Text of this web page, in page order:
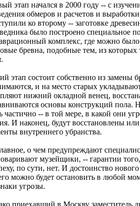
этап начался в 2000 году -- с
обмеров и расчетов и
ко второму -- заготовке
было построено специальное
комплекс, где можно
бревна, подобные тем, из которых
этап состоит собственно из замены
и на место старых
нижний окладной венец,
основы конструкций пола.
частично -- в той мере, в какой они
И наконец, будут восстановлены
внутреннего убранства.
о чем предупреждают
музейщики, -- гарантии
по сути, нет. И достоинство
можно будет остановить в любой
угрозы.